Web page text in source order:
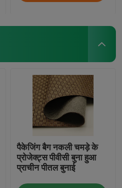
पैकेजिंग बैग नकली चमड़े के
प्रोजेक्ट्स पीवीसी बुना हुआ
प्राचीन पीतल बुनाई